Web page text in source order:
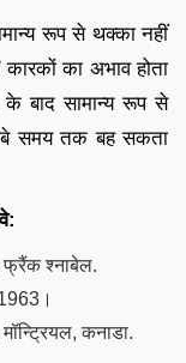
रूप से थक्का नहीं
का अभाव होता
के बाद सामान्य रूप से
समय तक बह सकता
फ्रैंक श्नाबेल.
कनाडा.